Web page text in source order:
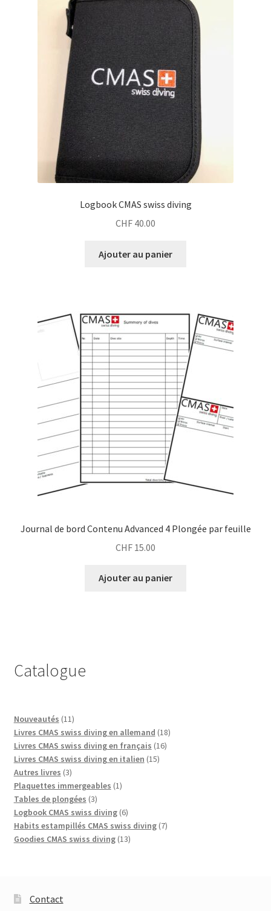
Logbook CMAS swiss diving
CHF 40.00
Ajouter au panier
Journal de bord Contenu Advanced 4 Plongée par feuille
CHF 15.00
Ajouter au panier
Catalogue
Nouveautés 1111
produits
Livres CMAS swiss diving en allemand 1818
Livres CMAS swiss diving en français 1616
Livres CMAS swiss diving en italien 1515
Autres livres 33
produits
Plaquettes immergeables 11
Tables de plongées 33
produits
Logbook CMAS swiss diving 66
produits
Habits estampillés CMAS swiss diving 77
Goodies CMAS swiss diving 1313
Contact